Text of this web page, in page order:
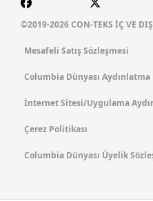
©2019-2026 CON-TEKS İÇ VE
Mesafeli Satış Sözleşmesi
Columbia Dünyası
İnternet Sitesi/Uygulama
Çerez Politikası
Columbia Dünyası Üyelik